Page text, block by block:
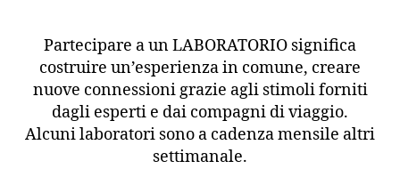
Partecipare a un LABORATORIO significa
costruire un’esperienza in comune, creare
nuove connessioni grazie agli stimoli forniti
dagli esperti e dai compagni di viaggio.
Alcuni laboratori sono a cadenza mensile altri
settimanale.